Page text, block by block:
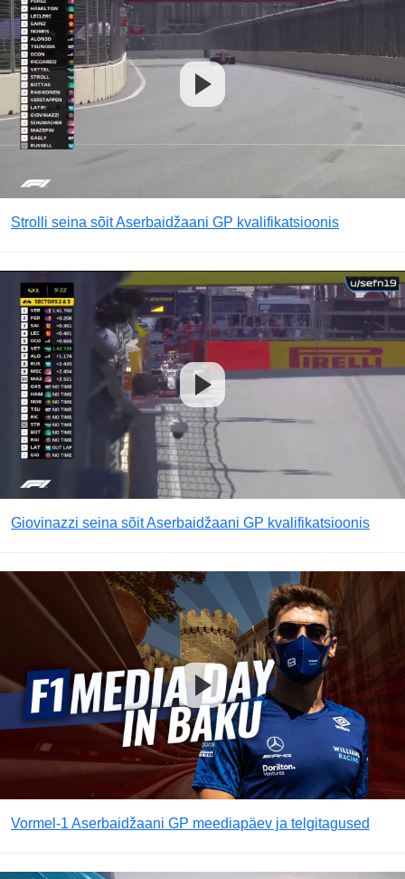
Strolli seina sõit Aserbaidžaani GP kvalifikatsioonis
Giovinazzi seina sõit Aserbaidžaani GP kvalifikatsioonis
Vormel-1 Aserbaidžaani GP meediapäev ja telgitagused